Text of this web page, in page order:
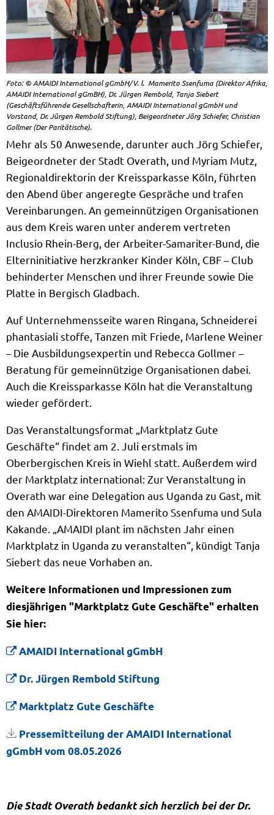
Foto: © AMAIDI International gGmbH/V. l. Mamerito Ssenfuma (Direktor Afrika,
AMAIDI International gGmBH), Dr. Jürgen Rembold, Tanja Siebert
(Geschäftsführende Gesellschafterin, AMAIDI International gGmbH und
Vorstand, Dr. Jürgen Rembold Stiftung), Beigeordneter Jörg Schiefer, Christian
Gollmer (Der Paritätische).
Mehr als 50 Anwesende, darunter auch Jörg Schiefer,
Beigeordneter der Stadt Overath, und Myriam Mutz,
Regionaldirektorin der Kreissparkasse Köln, führten
den Abend über angeregte Gespräche und trafen
Vereinbarungen. An gemeinnützigen Organisationen
aus dem Kreis waren unter anderem vertreten
Inclusio Rhein-Berg, der Arbeiter-Samariter-Bund, die
Elterninitiative herzkranker Kinder Köln, CBF – Club
behinderter Menschen und ihrer Freunde sowie Die
Platte in Bergisch Gladbach.
Auf Unternehmensseite waren Ringana, Schneiderei
phantasiali stoffe, Tanzen mit Friede, Marlene Weiner
– Die Ausbildungsexpertin und Rebecca Gollmer –
Beratung für gemeinnützige Organisationen dabei.
Auch die Kreissparkasse Köln hat die Veranstaltung
wieder gefördert.
Das Veranstaltungsformat „Marktplatz Gute
Geschäfte“ findet am 2. Juli erstmals im
Oberbergischen Kreis in Wiehl statt. Außerdem wird
der Marktplatz international: Zur Veranstaltung in
Overath war eine Delegation aus Uganda zu Gast, mit
den AMAIDI-Direktoren Mamerito Ssenfuma und Sula
Kakande. „AMAIDI plant im nächsten Jahr einen
Marktplatz in Uganda zu veranstalten“, kündigt Tanja
Siebert das neue Vorhaben an.
Weitere Informationen und Impressionen zum
diesjährigen "Marktplatz Gute Geschäfte" erhalten
Sie hier:
AMAIDI International gGmbH
Dr. Jürgen Rembold Stiftung
Marktplatz Gute Geschäfte
Pressemitteilung der AMAIDI International
gGmbH vom 08.05.2026
Die Stadt Overath bedankt sich herzlich bei der Dr.